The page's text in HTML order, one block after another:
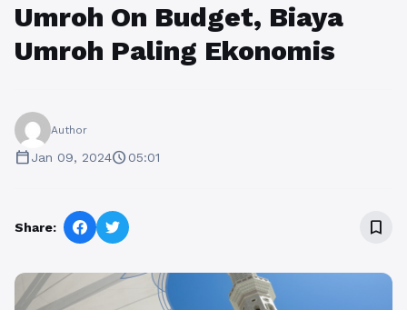
Umroh On Budget, Biaya
Umroh Paling Ekonomis
Author
calendar_todayJan 09, 2024schedule05:01
Share: bookmark_border